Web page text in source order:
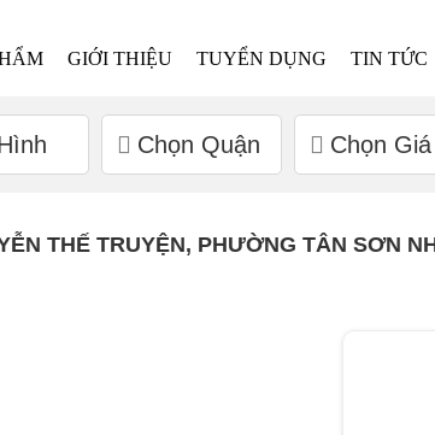
GIỚI THIỆU TUYỂN DỤNG TIN TỨC
Chọn Quận Chọn Giá
THẾ TRUYỆN, PHƯỜNG TÂN SƠN